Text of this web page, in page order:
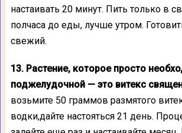
настаивать 20 минут. Пить только в
полчаса до еды, лучше утром.
свежий.
13. Растение, которое просто
поджелудочной — это витекс
возьмите 50 граммов размятого
водки,дайте настояться 21 день.